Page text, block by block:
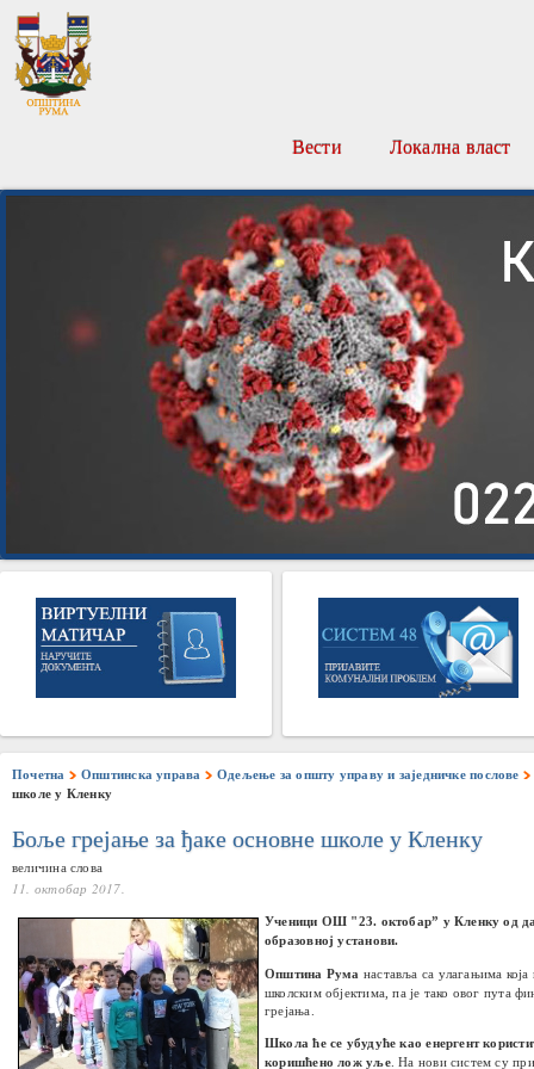
Вести Локална власт
Почетна Општинска управа
Одељење за општу управу и заједничке послове
школе у Кленку
Боље грејање за ђаке основне школе у Кленку
величина слова
11. октобар 2017.
Ученици ОШ "23. октобар” у Кленку од
образовној установи.
Општина Рума наставља са улагањима
школским објектима, па је тако овог пута
грејања.
Школа ће се убудуће као енергент
коришћено лож уље. На нови систем су